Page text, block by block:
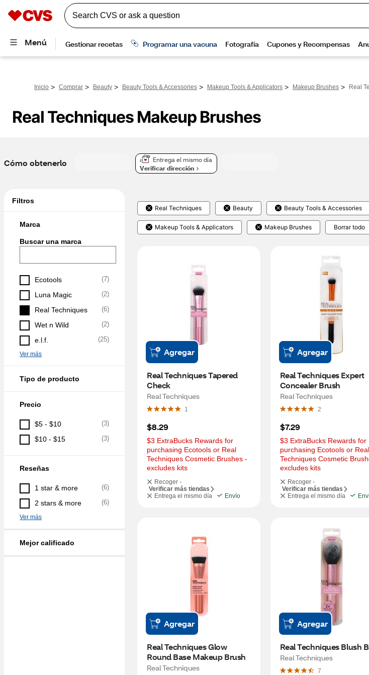
Inicio > Comprar > Beauty > Beauty Tools & Accessories > Makeup Tools & Applicators > Makeup Brushes > Real
Real Techniques Makeup Brushes
Cómo obtenerlo
Entrega el mismo día
Verificar dirección
Filtros
Marca
Buscar una marca
Ecotools (7)
Luna Magic (2)
Real Techniques (6)
Wet n Wild (2)
e.l.f. (25)
Ver más
Tipo de producto
Precio
$5 - $10 (3)
$10 - $15 (3)
Reseñas
1 star & more (6)
2 stars & more (6)
Ver más
Mejor calificado
Real Techniques Beauty Beauty Tools & Accessories
Makeup Tools & Applicators Makeup Brushes Borrar todo
Agregar
Real Techniques Tapered
Check
Real Techniques
1
$8.29
$3 ExtraBucks Rewards for
purchasing Ecotools or Real
Techniques Cosmetic Brushes -
excludes kits
Recoger -
Verificar más tiendas
Entrega el mismo día
Envío
Agregar
Real Techniques Expert
Concealer Brush
Real Techniques
2
$7.29
$3 ExtraBucks Rewards for
purchasing Ecotools or Real
Techniques Cosmetic
excludes kits
Recoger -
Verificar más tiendas
Entrega el mismo día
Agregar
Real Techniques Glow
Round Base Makeup Brush
Real Techniques
Agregar
Real Techniques Blush
Real Techniques
7